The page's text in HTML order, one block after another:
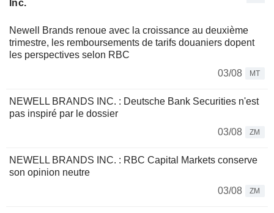
Inc.
Newell Brands renoue avec la croissance au deuxième
trimestre, les remboursements de tarifs douaniers dopent
les perspectives selon RBC
03/08
MT
NEWELL BRANDS INC. : Deutsche Bank Securities n'est
pas inspiré par le dossier
03/08
ZM
NEWELL BRANDS INC. : RBC Capital Markets conserve
son opinion neutre
03/08
ZM